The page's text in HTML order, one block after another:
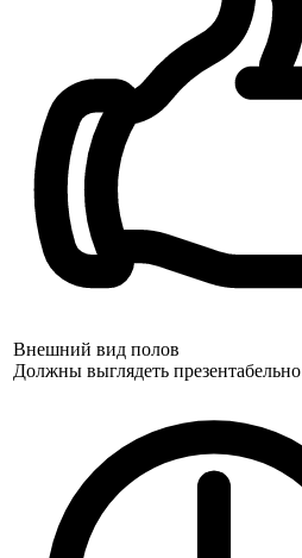
Внешний вид полов
Должны выглядеть презентабельно